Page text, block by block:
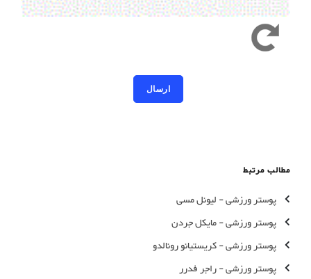
مطالب مرتبط
پوستر ورزشی - لیونل مسی
پوستر ورزشی - مایکل جردن
پوستر ورزشی - کریستیانو رونالدو
پوستر ورزشی - راجر فدرر